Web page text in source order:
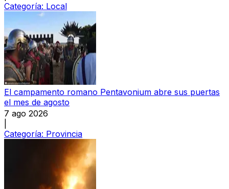
Categoría: Local
El campamento romano Pentavonium abre sus puertas
el mes de agosto
7 ago 2026
Categoría: Provincia